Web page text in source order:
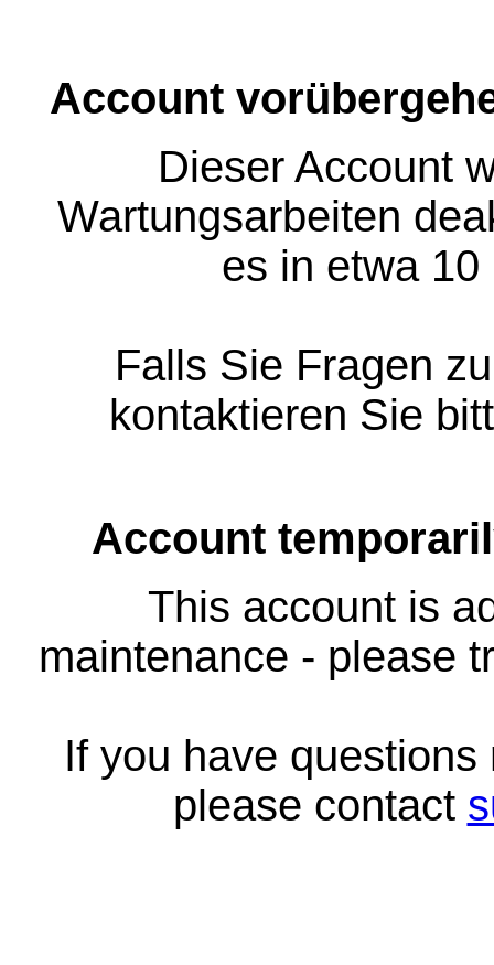
Account
Dieser Account
Wartungsarbeiten
es in etwa
Falls Sie Fragen
kontaktieren Sie
Account
This account is
maintenance - please
If you have
please contact